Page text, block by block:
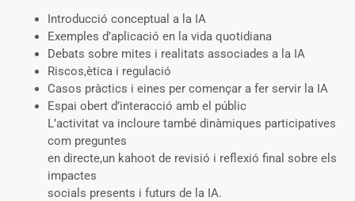
Introducció conceptual a la IA
Exemples d’aplicació en la vida quotidiana
Debats sobre mites i realitats associades a la IA
Riscos,ètica i regulació
Casos pràctics i eines per començar a fer servir la IA
Espai obert d’interacció amb el públic
L’activitat va incloure també dinàmiques participatives
com preguntes
en directe,un kahoot de revisió i reflexió final sobre els
impactes
socials presents i futurs de la IA.